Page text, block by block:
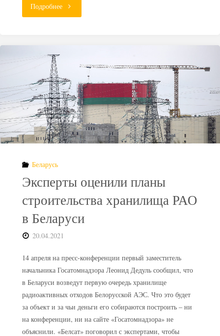
Подробнее"США:
память
об
атомной
Беларусь
Эксперты оценили планы
строительства хранилища РАО
в Беларуси
20.04.2021
14 апреля на пресс-конференции первый заместитель
начальника Госатомнадзора Леонид Дедуль сообщил, что
в Беларуси возведут первую очередь хранилище
радиоактивных отходов Белорусской АЭС. Что это будет
за объект и за чьи деньги его собираются построить – ни
на конференции, ни на сайте «Госатомнадзора» не
объяснили. «Белсат» поговорил с экспертами, чтобы